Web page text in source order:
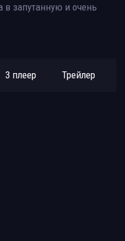
в запутанную и очень
3 плеер Трейлер